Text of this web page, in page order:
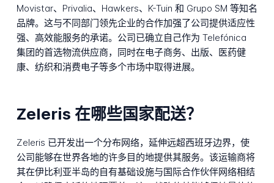
Movistar、Privalia、Hawkers、K-Tuin 和 Grupo SM 等知名
品牌。这与不同部门领先企业的合作加强了公司提供适应性
强、高效能服务的承诺。公司已确立自己作为 Telefónica
集团的首选物流供应商，同时在电子商务、出版、医药健
康、纺织和消费电子等多个市场中取得进展。
Zeleris 在哪些国家配送？
Zeleris 已开发出一个分布网络，延伸远超西班牙边界，使
公司能够在世界各地的许多目的地提供其服务。该运输商将
其在伊比利亚半岛的自有基础设施与国际合作伙伴网络相结